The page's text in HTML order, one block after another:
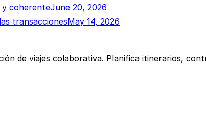
y coherenteJune 20, 2026
transaccionesMay 14, 2026
de viajes colaborativa. Planifica itinerarios,